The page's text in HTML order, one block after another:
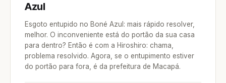
Azul
Esgoto entupido no Boné Azul: mais rápido resolver,
melhor. O inconveniente está do portão da sua casa
para dentro? Então é com a Hiroshiro: chama,
problema resolvido. Agora, se o entupimento estiver
do portão para fora, é da prefeitura de Macapá.